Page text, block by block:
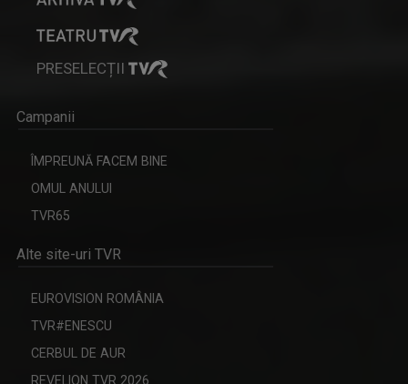
PRESELECȚII
Campanii
ÎMPREUNĂ FACEM BINE
OMUL ANULUI
TVR65
Alte site-uri TVR
EUROVISION ROMÂNIA
TVR#ENESCU
CERBUL DE AUR
REVELION TVR 2026